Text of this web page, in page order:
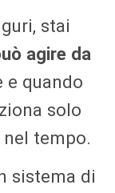
stai
agire da
e quando
solo
tempo.
sistema di